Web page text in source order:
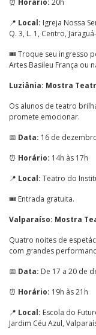
📍 Local: Igreja Nossa
Q. 3, L. 1, Centro,
🎟️ Troque seu ingresso
Artes Basileu França ou
Luziânia: Mostra
Os alunos de teatro
promete emocionar.
📅 Data: 16 de
⏰ Horário: 14h às 17h
📍 Local: Teatro do
🎟️ Entrada gratuita.
Valparaíso: Mostra
Quatro noites de
com grandes
📅 Data: De 17 a 20 de
⏰ Horário: 19h às 21h
📍 Local: Escola do
Jardim Céu Azul,